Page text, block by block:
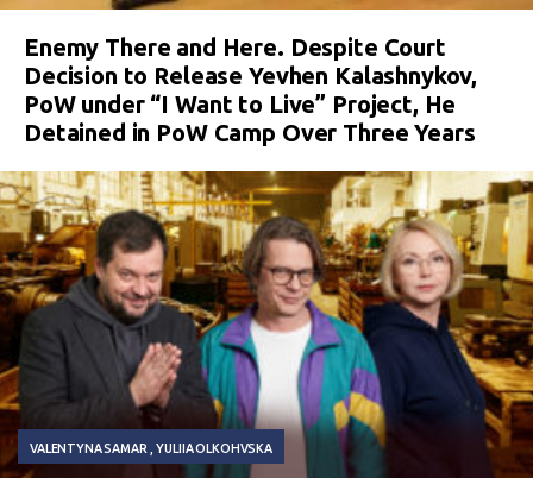
Enemy There and Here. Despite Court
Decision to Release Yevhen Kalashnykov,
PoW under “I Want to Live” Project, He
Detained in PoW Camp Over Three Years
VALENTYNA SAMAR YULIIA OLKOHVSKA